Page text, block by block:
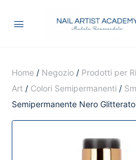
Home / Negozio / Prodotti per
Art / Colori Semipermanenti /
Semipermanente Nero